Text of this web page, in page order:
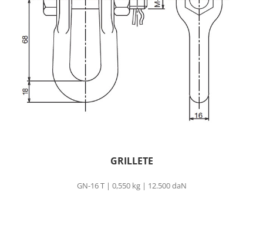
GRILLETE
GN-16 T | 0,550 kg | 12.500 daN